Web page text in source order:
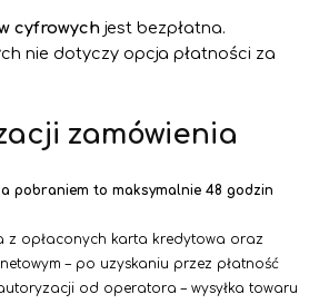
cyfrowych jest bezpłatna.
nie dotyczy opcja płatności za
zamówienia
pobraniem to maksymalnie 48 godzin
z opłaconych karta kredytowa oraz
– po uzyskaniu przez płatność
od operatora – wysyłka towaru